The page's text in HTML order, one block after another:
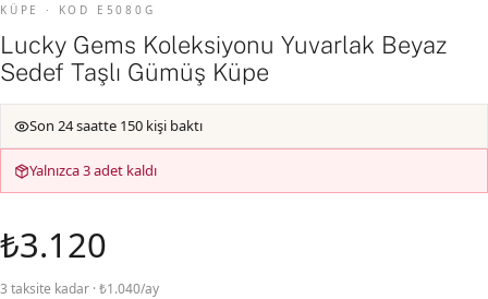
KÜPE · KOD E5080G
Lucky Gems Koleksiyonu Yuvarlak Beyaz
Sedef Taşlı Gümüş Küpe
Son 24 saatte 150 kişi baktı
Yalnızca 3 adet kaldı
₺3.120
3 taksite kadar · ₺1.040/ay